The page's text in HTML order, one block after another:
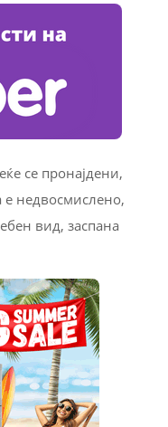
се пронајдени,
е недвосмислено,
вид, заспана